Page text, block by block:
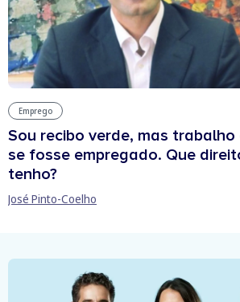
Emprego
Sou recibo verde, mas trabalho
se fosse empregado. Que
tenho?
José Pinto-Coelho